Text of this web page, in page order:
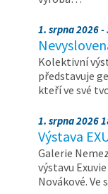
1. srpna 2026
Kolektivní
představuje
kteří ve své
1. srpna 2026
Výstava
Galerie
výstavu
Novákové.